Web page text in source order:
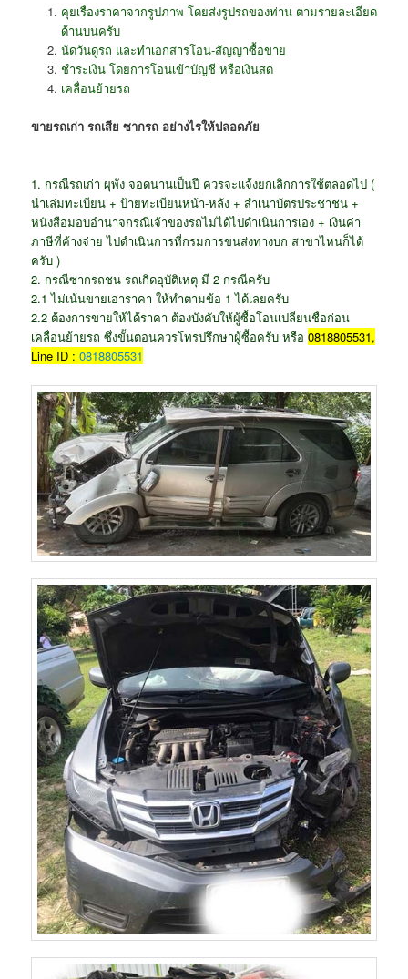
คุยเรื่องราคาจากรูปภาพ โดยส่งรูปรถของท่าน ตามรายละเอียด
ด้านบนครับ
นัดวันดูรถ และทำเอกสารโอน-สัญญาซื้อขาย
ชำระเงิน โดยการโอนเข้าบัญชี หรือเงินสด
เคลื่อนย้ายรถ
ขายรถเก่า รถเสีย ซากรถ อย่างไรให้ปลอดภัย
1. กรณีรถเก่า ผุพัง จอดนานเป็นปี ควรจะแจ้งยกเลิกการใช้ตลอดไป (
นำเล่มทะเบียน + ป้ายทะเบียนหน้า-หลัง + สำเนาบัตรประชาชน +
หนังสือมอบอำนาจกรณีเจ้าของรถไม่ได้ไปดำเนินการเอง + เงินค่า
ภาษีที่ค้างจ่าย ไปดำเนินการที่กรมการขนส่งทางบก สาขาไหนก็ได้
ครับ )
2. กรณีซากรถชน รถเกิดอุบัติเหตุ มี 2 กรณีครับ
2.1 ไม่เน้นขายเอาราคา ให้ทำตามข้อ 1 ได้เลยครับ
2.2 ต้องการขายให้ได้ราคา ต้องบังคับให้ผู้ซื้อโอนเปลี่ยนชื่อก่อน
เคลื่อนย้ายรถ ซึ่งขั้นตอนควรโทรปรึกษาผู้ซื้อครับ หรือ0818805531,
Line ID :0818805531